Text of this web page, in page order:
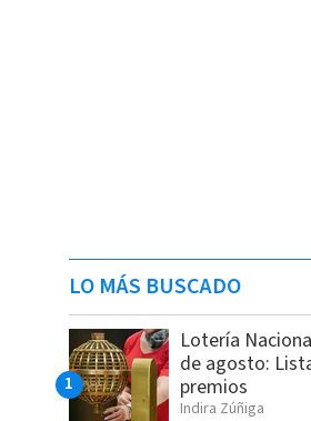
LO MÁS BUSCADO
Lotería
de agosto:
premios
Indira Zúñiga